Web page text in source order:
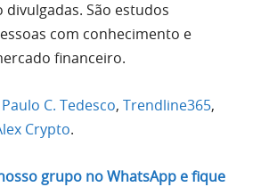
divulgadas. São estudos
com conhecimento e
financeiro.
Paulo C. Tedesco, Trendline365,
Crypto.
grupo no WhatsApp e fique